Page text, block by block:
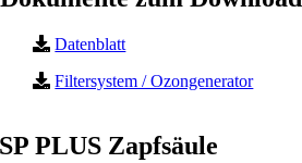
Datenblatt
Filtersystem / Ozongenerator
SP PLUS Zapfsäule